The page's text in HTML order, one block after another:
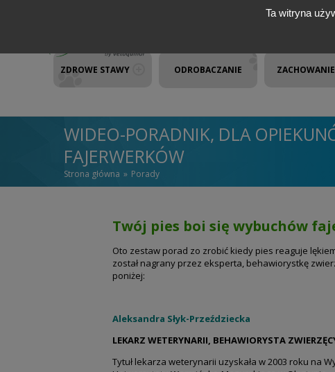
ZDROWE STAWY ODROBACZANIE ZACHOWANIE
WIDEO-PORADNIK, DLA
FAJERWERKÓW
JESTEŚ TUTAJ
Strona główna Porady
Twój pies boi się wybuchów
Oto zestaw porad zo zrobić kiedy pies reaguje
został nagrany przez eksperta, behawiorystkę
poniżej:
Aleksandra Słyk-Przeździecka
LEKARZ WETERYNARII, BEHAWIORYSTA
Tytuł lekarza weterynarii uzyskała w 2003 roku na
Ta witryna